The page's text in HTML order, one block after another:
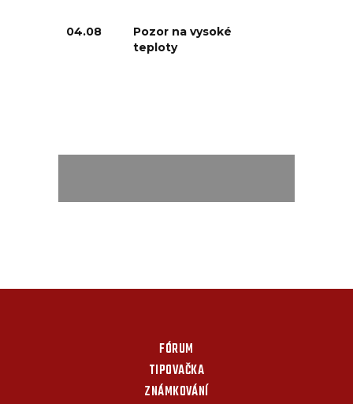
04.08
Pozor na vysoké
teploty
FÓRUM
TIPOVAČKA
ZNÁMKOVÁNÍ